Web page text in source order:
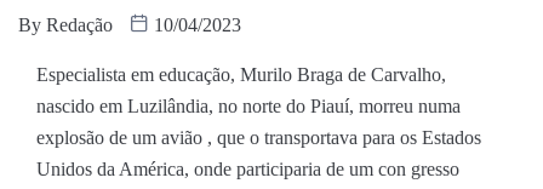
By Redação 10/04/2023
Especialista em educação, Murilo Braga de Carvalho,
nascido em Luzilândia, no norte do Piauí, morreu numa
explosão de um avião , que o transportava para os Estados
Unidos da América, onde participaria de um con gresso